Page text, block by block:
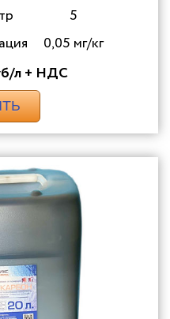
5
0,05 мг/кг
л + НДС